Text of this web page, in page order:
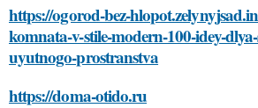
https://ogorod-bez-
komnata-v-stile-modern-100-idey-
uyutnogo-prostranstva
https://doma-otido.ru